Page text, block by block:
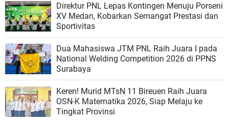
Direktur PNL Lepas Kontingen Menuju Porseni
XV Medan, Kobarkan Semangat Prestasi dan
Sportivitas
Dua Mahasiswa JTM PNL Raih Juara I pada
National Welding Competition 2026 di PPNS
Surabaya
Keren! Murid MTsN 11 Bireuen Raih Juara
OSN-K Matematika 2026, Siap Melaju ke
Tingkat Provinsi